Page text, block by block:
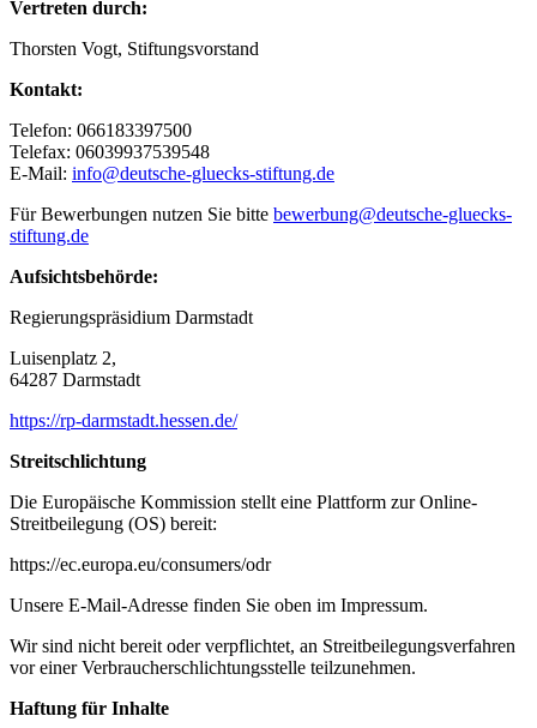
Vertreten durch:
Thorsten Vogt, Stiftungsvorstand
Kontakt:
Telefon: 066183397500
Telefax: 06039937539548
E-Mail: info@deutsche-gluecks-stiftung.de
Für Bewerbungen nutzen Sie bitte bewerbung@deutsche-gluecks-
stiftung.de
Aufsichtsbehörde:
Regierungspräsidium Darmstadt
Luisenplatz 2,
64287 Darmstadt
https://rp-darmstadt.hessen.de/
Streitschlichtung
Die Europäische Kommission stellt eine Plattform zur Online-
Streitbeilegung (OS) bereit:
https://ec.europa.eu/consumers/odr
Unsere E-Mail-Adresse finden Sie oben im Impressum.
Wir sind nicht bereit oder verpflichtet, an Streitbeilegungsverfahren
vor einer Verbraucherschlichtungsstelle teilzunehmen.
Haftung für Inhalte